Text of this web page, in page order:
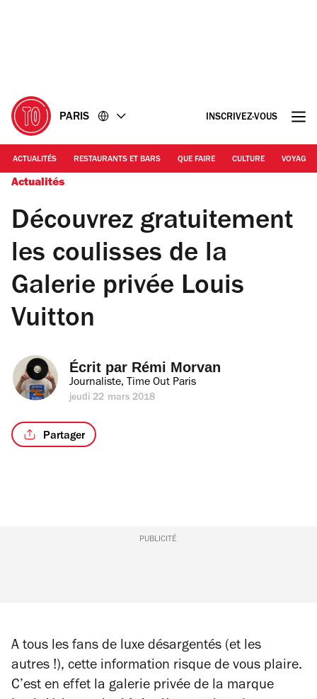
PARIS INSCRIVEZ-VOUS
ACTUALITÉS RESTAURANTS ET BARS QUE FAIRE CULTURE VOYAGE
Actualités
Découvrez gratuitement
les coulisses de la
Galerie privée Louis
Vuitton
Écrit par Rémi Morvan
Journaliste, Time Out Paris
jeudi 22 mars 2018
Partager
PUBLICITÉ
A tous les fans de luxe désargentés (et les
autres !), cette information risque de vous plaire.
C’est en effet la galerie privée de la marque